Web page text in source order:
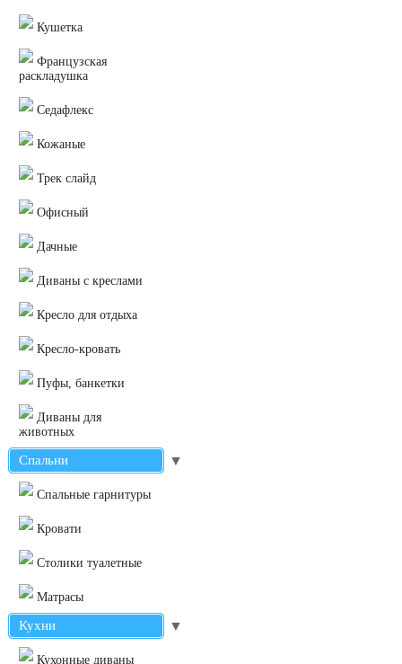
Кушетка
Французская
раскладушка
Седафлекс
Кожаные
Трек слайд
Офисный
Дачные
Диваны с креслами
Кресло для отдыха
Кресло-кровать
Пуфы, банкетки
Диваны для
животных
Спальни ▼
Cпальные гарнитуры
Кровати
Столики туалетные
Матрасы
Кухни ▼
Кухонные диваны